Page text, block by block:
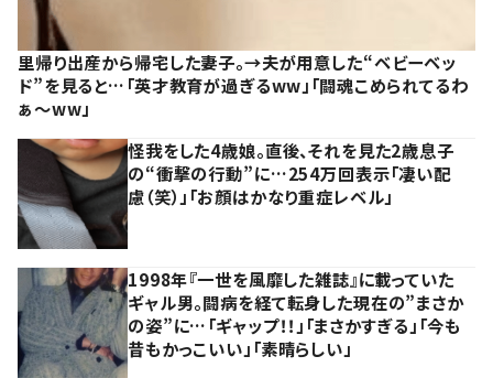
里帰り出産から帰宅した妻子。→夫が用意した“ベビーベッ
ド”を見ると…「英才教育が過ぎるww」「闘魂こめられてるわ
ぁ～ww」
怪我をした4歳娘。直後、それを見た2歳息子
の“衝撃の行動”に…254万回表示「凄い配
慮（笑）」「お顔はかなり重症レベル」
1998年『一世を風靡した雑誌』に載っていた
ギャル男。闘病を経て転身した現在の”まさか
の姿”に…「ギャップ！！」「まさかすぎる」「今も
昔もかっこいい」「素晴らしい」